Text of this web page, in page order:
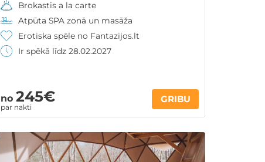
Brokastis a la carte
Atpūta SPA zonā un masāža
Erotiska spēle no Fantazijos.lt
Ir spēkā līdz 28.02.2027
no 245€
par nakti
GRIBU